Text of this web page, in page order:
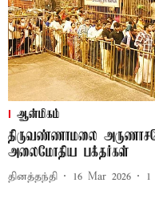
ஆன்மிகம்
திருவண்ணாமலை
அலைமோதிய பக்தர்கள்
தினத்தந்தி 16 Mar 2026 1